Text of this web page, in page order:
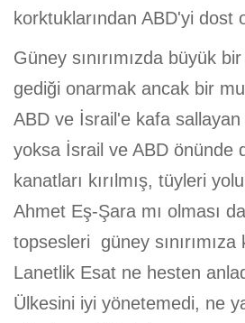
korktuklarından ABD'yi dost
Güney sınırımızda büyük
gediği onarmak ancak bir
ABD ve İsrail'e kafa sallayan
yoksa İsrail ve ABD önünde
kanatları kırılmış, tüyleri
Ahmet Eş-Şara mı olması
topsesleri güney sınırımıza
Lanetlik Esat ne hesten
Ülkesini iyi yönetemedi, ne